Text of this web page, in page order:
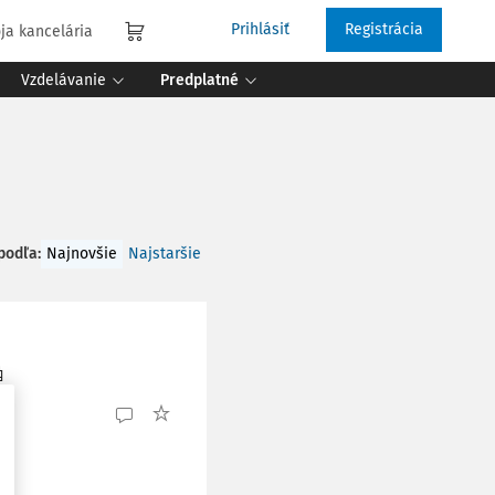
kancelária Prihlásiť Registrácia
Vzdelávanie Predplatné
: Najnovšie Najstaršie